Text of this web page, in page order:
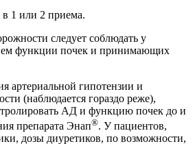
в 1 или 2 приема.
следует соблюдать у
функции почек и принимающих
артериальной гипотензии и
(наблюдается гораздо реже),
АД и функцию почек до и
препарата Энап®. У пациентов,
дозы диуретиков, по возможности,